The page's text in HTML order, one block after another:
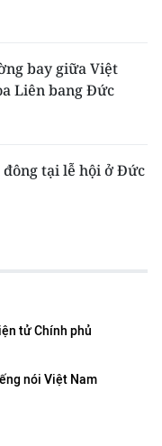
bay giữa Việt
Liên bang Đức
đông tại lễ hội ở Đức
tử Chính phủ
nói Việt Nam